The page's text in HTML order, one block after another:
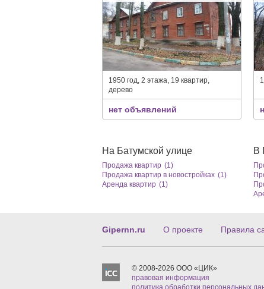
1950 год, 2 этажа, 19 квартир,
дерево
нет объявлений
На Батумской улице
Продажа квартир (1)
Продажа квартир в новостройках (1)
Аренда квартир (1)
В
Gipernn.ru О проекте Правила
© 2008-2026 ООО «ЦИК»
правовая информация
политика обработки персональных